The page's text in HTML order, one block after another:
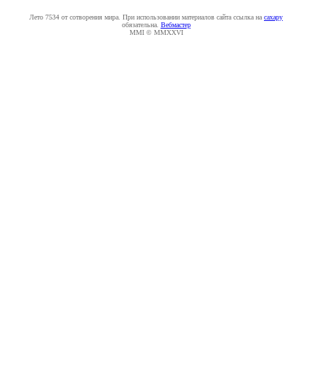
Лето 7534 от сотворения мира. При использовании материалов сайта ссылка на caxapу
обязательна. Вебмастер
MMI © MMXXVI